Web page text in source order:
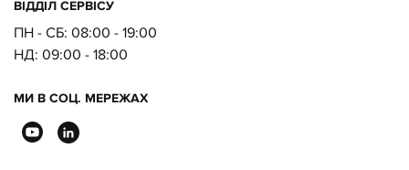
ВІДДІЛ CЕРВІСУ
ПН - СБ: 08:00 - 19:00
НД: 09:00 - 18:00
МИ В СОЦ. МЕРЕЖАХ